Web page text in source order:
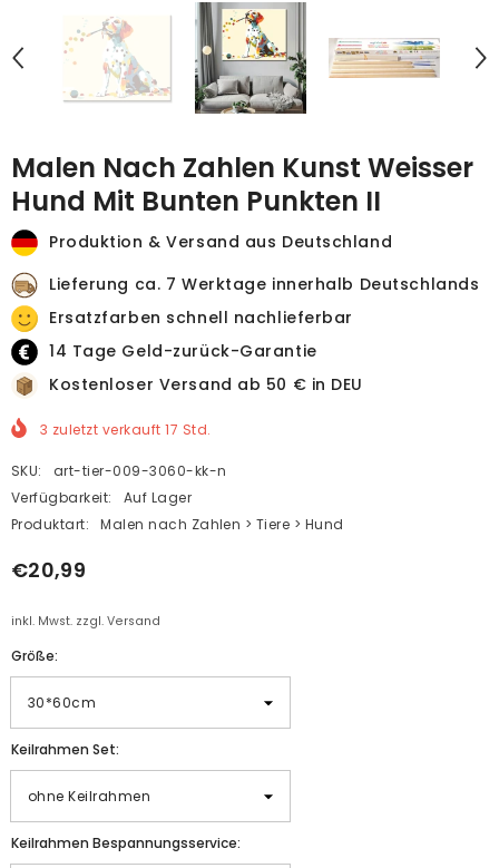
Malen Nach Zahlen Kunst Weisser
Hund Mit Bunten Punkten II
Produktion & Versand aus Deutschland
Lieferung ca. 7 Werktage innerhalb Deutschlands
Ersatzfarben schnell nachlieferbar
14 Tage Geld-zurück-Garantie
Kostenloser Versand ab 50 € in DEU
3 zuletzt verkauft17 Std.
SKU:
art-tier-009-3060-kk-n
Verfügbarkeit:
Auf Lager
Produktart:
Malen nach Zahlen > Tiere > Hund
€20,99
inkl. Mwst. zzgl. Versand
Größe:
Keilrahmen Set:
Keilrahmen Bespannungsservice: